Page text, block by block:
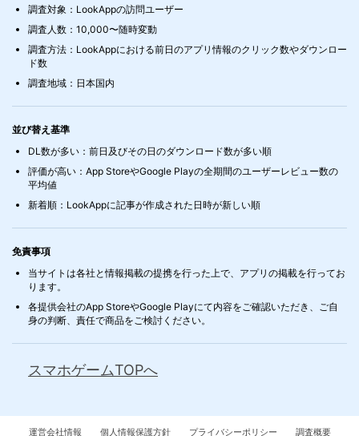
調査対象：LookAppの訪問ユーザー
調査人数：10,000〜随時変動
調査方法：LookAppにおける前日のアプリ情報のクリック数やダウンロー
ド数
調査地域：日本国内
並び替え基準
DL数が多い：前日及びその日のダウンロード数が多い順
評価が高い：App StoreやGoogle Playの全期間のユーザーレビュー数の
平均値
新着順：LookAppに記事が作成された日時が新しい順
免責事項
当サイトは各社と情報掲載の提携を行った上で、アプリの掲載を行ってお
ります。
各提供会社のApp StoreやGoogle Playにて内容をご確認いただき、ご自
身の判断、責任で商品をご検討ください。
スマホゲームTOPへ
運営会社情報 個人情報保護方針 プライバシーポリシー 調査概要